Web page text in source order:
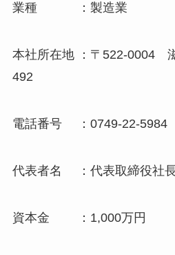
業種 ：製造業
本社所在地 ：〒522-0004
492
電話番号 ：0749-22-5984
代表者名 ：代表取締役社
資本金 ：1,000万円